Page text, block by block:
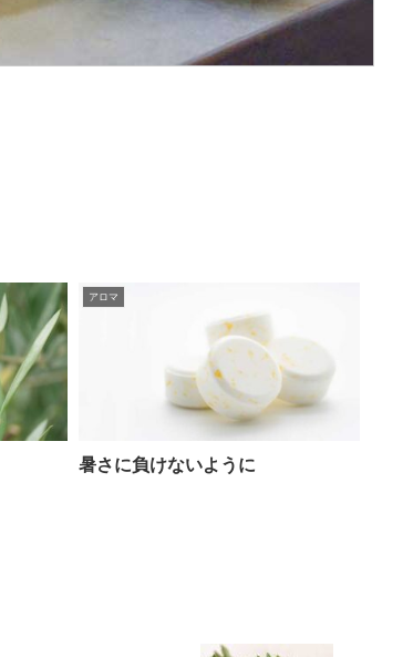
アロマ
暑さに負けないように